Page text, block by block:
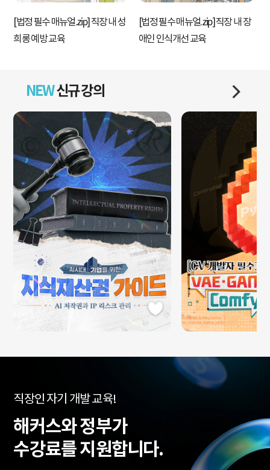
[법정 필수 매뉴얼.zip] 직장 내 성
희롱 예방 교육
[법정 필수 매뉴얼.zip] 직장 내 장
애인 인식개선 교육
NEW신규 강의
수
료
지
원
과
직장인 자기 개발 교육!
해커스와 정부가
수강료를 지원합니다.